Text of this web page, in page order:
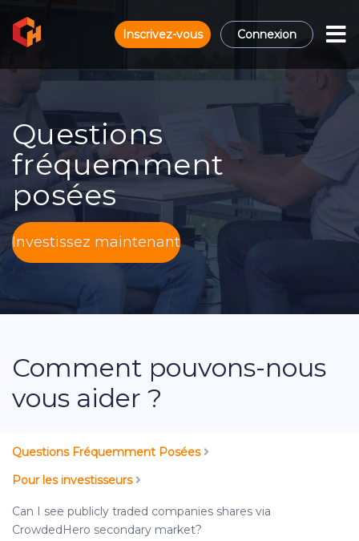
Inscrivez-vous Connexion
Questions
fréquemment
posées
Investissez maintenant
Comment pouvons-nous
vous aider ?
Questions Fréquemment Posées
Pour les investisseurs
Can I see publicly traded companies shares via
CrowdedHero secondary market?